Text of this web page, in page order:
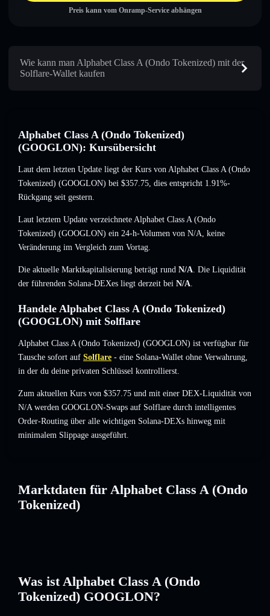
Preis kann vom Onramp-Service abhängen
Wie kann man Alphabet Class A (Ondo Tokenized) mit der
Solflare-Wallet kaufen
Alphabet Class A (Ondo Tokenized)
(GOOGLON): Kursübersicht
Laut dem letzten Update liegt der Kurs von Alphabet Class A (Ondo
Tokenized) (GOOGLON) bei $357.75, dies entspricht 1.91%-
Rückgang seit gestern.
Laut letztem Update verzeichnete Alphabet Class A (Ondo
Tokenized) (GOOGLON) ein 24-h-Volumen von N/A, keine
Veränderung im Vergleich zum Vortag.
Die aktuelle Marktkapitalisierung beträgt rund N/A. Die Liquidität
der führenden Solana-DEXes liegt derzeit bei N/A.
Handele Alphabet Class A (Ondo Tokenized)
(GOOGLON) mit Solflare
Alphabet Class A (Ondo Tokenized) (GOOGLON) ist verfügbar für
Tausche sofort auf Solflare - eine Solana-Wallet ohne Verwahrung,
in der du deine privaten Schlüssel kontrollierst.
Zum aktuellen Kurs von $357.75 und mit einer DEX-Liquidität von
N/A werden GOOGLON-Swaps auf Solflare durch intelligentes
Order-Routing über alle wichtigen Solana-DEXs hinweg mit
minimalem Slippage ausgeführt.
Marktdaten für Alphabet Class A (Ondo
Tokenized)
Was ist Alphabet Class A (Ondo
Tokenized) GOOGLON?